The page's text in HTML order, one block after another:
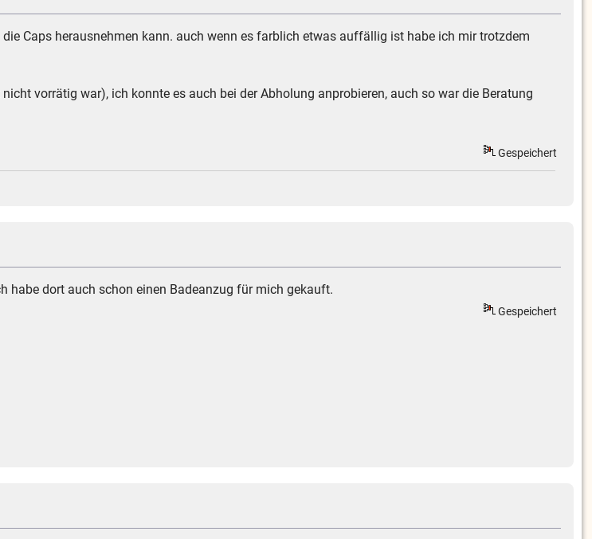
Caps herausnehmen kann. auch wenn es farblich etwas auffällig ist habe ich mir trotzdem
vorrätig war), ich konnte es auch bei der Abholung anprobieren, auch so war die Beratung
Gespeichert
habe dort auch schon einen Badeanzug für mich gekauft.
Gespeichert